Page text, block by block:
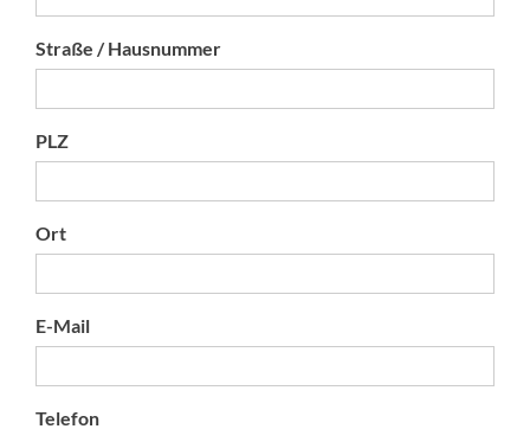
Straße / Hausnummer
PLZ
Ort
E-Mail
Telefon